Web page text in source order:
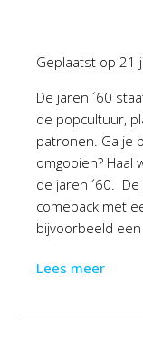
Geplaatst op 21
De jaren ´60
de popcultuur,
patronen. Ga je
omgooien?
de jaren ´60.
comeback met
bijvoorbeeld
Lees meer